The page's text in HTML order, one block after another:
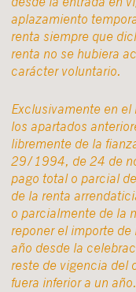
aplazamiento
renta siempre que
renta no se hubiera
carácter voluntario.
Exclusivamente en
los apartados
libremente de la
29/1994, de 24 de
pago total o parcial
de la renta
o parcialmente de la
reponer el importe
año desde la
reste de vigencia del
fuera inferior a un año.